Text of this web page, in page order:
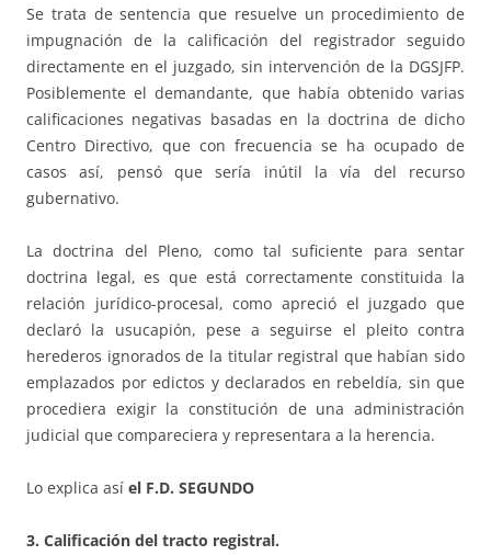
Se trata de sentencia que resuelve un procedimiento de
impugnación de la calificación del registrador seguido
directamente en el juzgado, sin intervención de la DGSJFP.
Posiblemente el demandante, que había obtenido varias
calificaciones negativas basadas en la doctrina de dicho
Centro Directivo, que con frecuencia se ha ocupado de
casos así, pensó que sería inútil la vía del recurso
gubernativo.
La doctrina del Pleno, como tal suficiente para sentar
doctrina legal, es que está correctamente constituida la
relación jurídico-procesal, como apreció el juzgado que
declaró la usucapión, pese a seguirse el pleito contra
herederos ignorados de la titular registral que habían sido
emplazados por edictos y declarados en rebeldía, sin que
procediera exigir la constitución de una administración
judicial que compareciera y representara a la herencia.
Lo explica así el F.D. SEGUNDO
3. Calificación del tracto registral.